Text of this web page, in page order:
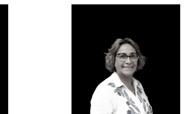
Laure DERCOURT
Membre fondatrice et chargée de
communication
Site Internet